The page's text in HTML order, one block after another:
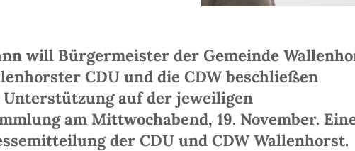
will Bürgermeister der Gemeinde
CDU und die CDW beschließen
Unterstützung auf der jeweiligen
am Mittwochabend, 19. November.
der CDU und CDW Wallenhorst.